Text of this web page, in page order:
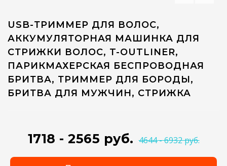
USB-ТРИММЕР ДЛЯ ВОЛОС,
АККУМУЛЯТОРНАЯ МАШИНКА ДЛЯ
СТРИЖКИ ВОЛОС, T-OUTLINER,
ПАРИКМАХЕРСКАЯ БЕСПРОВОДНАЯ
БРИТВА, ТРИММЕР ДЛЯ БОРОДЫ,
БРИТВА ДЛЯ МУЖЧИН, СТРИЖКА
1718 - 2565 руб. 4644 - 6932 руб.